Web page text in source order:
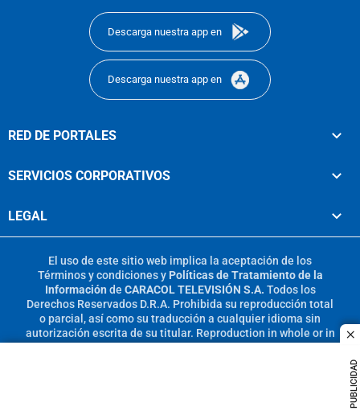
PUBLICIDAD
Descarga nuestra app en
Descarga nuestra app en
RED DE PORTALES
SERVICIOS CORPORATIVOS
LEGAL
El uso de este sitio web implica la aceptación de los
Términos y condicionesy Políticas de Tratamiento de la
Información de CARACOL TELEVISIÓN S.A. Todos los
Derechos Reservados D.R.A. Prohibida su reproducción total
o parcial, así como su traducción a cualquier idioma sin
autorización escrita de su titular. Reproduction in whole or in